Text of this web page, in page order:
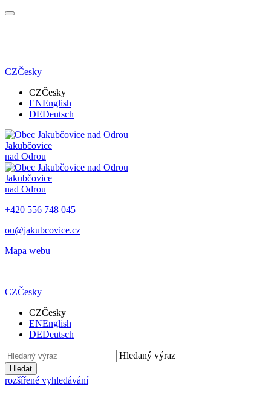
CZČesky
CZČesky
ENEnglish
DEDeutsch
Jakubčovice
nad Odrou
Jakubčovice
nad Odrou
+420 556 748 045
ou@jakubcovice.cz
Mapa webu
CZČesky
CZČesky
ENEnglish
DEDeutsch
Hledaný výraz
Hledat
rozšířené vyhledávání